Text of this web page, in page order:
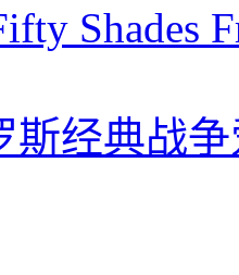
Shades
斯经典战